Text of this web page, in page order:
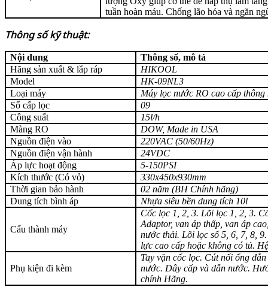
tuần hoàn máu. Chống lão hóa và ngăn
Thông số kỹ thuật:
Nội dung
Thông số, mô tả
Hãng sản xuất & lắp ráp
HIKOOL
Model
HK-09NL3
Loại máy
Máy lọc nước RO cao cấp thông
Số cấp lọc
09
Công suất
15l/h
Màng RO
DOW, Made in USA
Nguồn điện vào
220VAC (50/60Hz)
Nguồn điện vận hành
24VDC
Áp lực hoạt động
5-150PSI
Kích thước (Có vỏ)
330x450x930mm
Thời gian bảo hành
02năm (BH Chính hãng)
Dung tích bình áp
Nhựa siêu bền dung tích 10l
Cấu thành máy
Cốc lọc 1, 2, 3. Lõi lọc 1, 2, 3.
Adaptor, van áp thấp, van áp
nước thải. Lõi lọc số 5, 6, 7, 8, 9
lực cao cấp hoặc không có tủ.
Phụ kiện đi kèm
Tay vặn cốc lọc. Cút nối ống
nước. Dây cấp và dẫn nước.
chính Hãng.